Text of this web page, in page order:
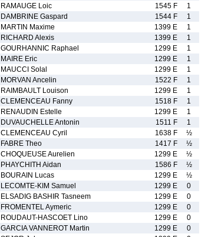
RAMAUGE Loic 1545 F
1
DAMBRINE Gaspard 1544 F
1
MARTIN Maxime 1399 E
1
RICHARD Alexis 1399 E
1
GOURHANNIC Raphael 1299 E
1
MAIRE Eric 1299 E
1
MAUCCI Solal 1299 E
1
MORVAN Ancelin 1522 F
1
RAIMBAULT Louison 1299 E
1
CLEMENCEAU Fanny 1518 F
1
RENAUDIN Estelle 1299 E
1
DUVAUCHELLE Antonin 1511 F
1
CLEMENCEAU Cyril 1638 F
½
FABRE Theo 1417 F
½
CHOQUEUSE Aurelien 1299 E
½
PHAYCHITH Aidan 1586 F
½
BOURAIN Lucas 1299 E
½
LECOMTE-KIM Samuel 1299 E
0
ELSADIG BASHIR Tasneem 1299 E
0
FROMENTEL Aymeric 1299 E
0
ROUDAUT-HASCOET Lino 1299 E
0
GARCIA VANNEROT Martin 1299 E
0